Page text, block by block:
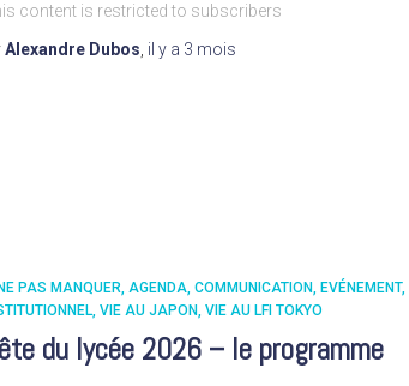
content is restricted to subscribers
Alexandre Dubos il y a 3 mois
PAS MANQUER AGENDA COMMUNICATION EVÉNEMENT
VIE AU JAPON VIE AU LFI TOKYO
du lycée 2026 – le programme